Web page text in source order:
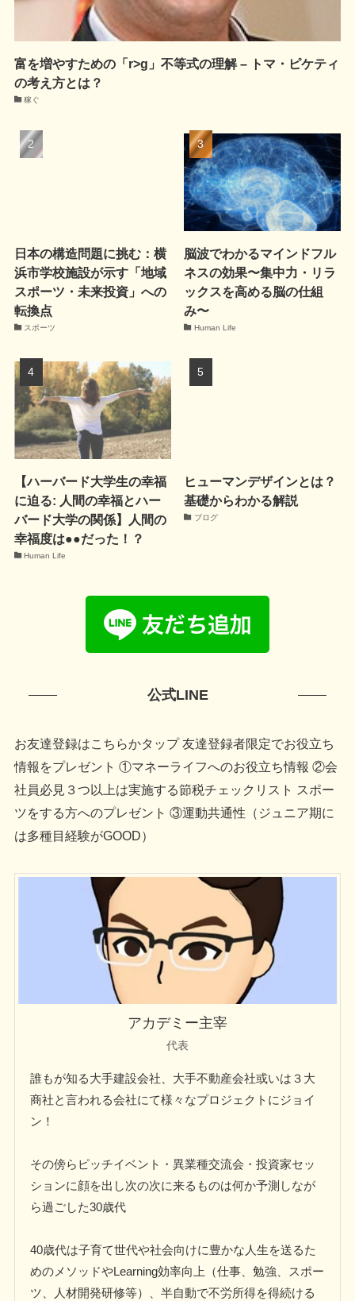
富を増やすための「r>g」不等式の理解 – トマ・ピケティ
の考え方とは？
稼ぐ
日本の構造問題に挑む：横
浜市学校施設が示す「地域
スポーツ・未来投資」への
転換点
スポーツ
脳波でわかるマインドフル
ネスの効果〜集中力・リラ
ックスを高める脳の仕組
み〜
Human Life
【ハーバード大学生の幸福
に迫る: 人間の幸福とハー
バード大学の関係】人間の
幸福度は●●だった！？
Human Life
ヒューマンデザインとは？
基礎からわかる解説
ブログ
公式LINE
お友達登録はこちらかタップ 友達登録者限定でお役立ち
情報をプレゼント ①マネーライフへのお役立ち情報 ②会
社員必見３つ以上は実施する節税チェックリスト スポー
ツをする方へのプレゼント ③運動共通性（ジュニア期に
は多種目経験がGOOD）
アカデミー主宰
代表
誰もが知る大手建設会社、大手不動産会社或いは３大
商社と言われる会社にて様々なプロジェクトにジョイ
ン！
その傍らピッチイベント・異業種交流会・投資家セッ
ションに顔を出し次の次に来るものは何か予測しなが
ら過ごした30歳代
40歳代は子育て世代や社会向けに豊かな人生を送るた
めのメソッドやLearning効率向上（仕事、勉強、スポー
ツ、人材開発研修等）、半自動で不労所得を得続ける